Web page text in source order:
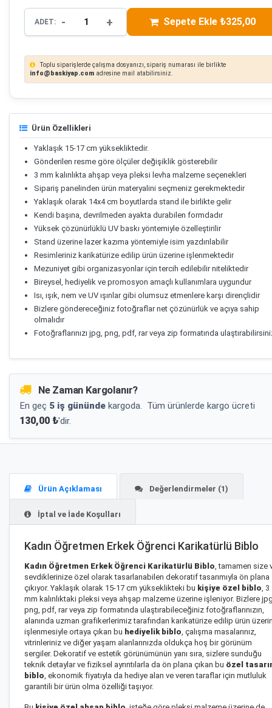
ADET: - + Sepete Ekle ₺325,00
Toplu siparişlerde çalışma dosyanızı, sipariş numarası ile birlikte
info@baskiyap.com adresine mail atabilirsiniz.
Ürün Özellikleri
Yaklaşık 15-17 cm yüksekliktedir.
Gönderilen resme göre ölçüler değişiklik gösterebilir
3 mm kalınlıkta ahşap veya pleksi levha malzeme seçenekleri
Sipariş panelinden ürün materyalini seçmeniz gerekmektedir
Yaklaşık olarak 14x4 cm boyutlarda stand ile birlikte gelir
Kendi başına, devrilmeden ayakta durabilen formdadır
Yüksek çözünürlüklü UV baskı yöntemiyle özelleştirilir
Stand üzerine lazer kazıma yöntemiyle isim yazdırılabilir
Resimleriniz karikatürize edilip ürün üzerine işlenmektedir
Mezuniyet gibi organizasyonlar için tercih edilebilir niteliktedir
Bireysel, hediyelik ve promosyon amaçlı kullanımlara uygundur
Isı, ışık, nem ve UV ışınlar gibi olumsuz etmenlere karşı dirençlidir
Bizlere göndereceğiniz fotoğraflar net çözünürlük ve açıya sahip
olmalıdır
Fotoğraflarınızı jpg, png, pdf, rar veya zip formatında
Ne Zaman Kargolanır?
En geç 5 iş gününde kargoda. Tüm ürünlerde kargo ücreti
130,00 ₺'dir.
Ürün Açıklaması Değerlendirmeler (1)
İptal ve İade Koşulları
Kadın Öğretmen Erkek Öğrenci Karikatürlü Biblo
Kadın Öğretmen Erkek Öğrenci Karikatürlü Biblo , tamamen size
sevdiklerinize özel olarak tasarlanabilen dekoratif tasarımıyla ön plana
çıkıyor. Yaklaşık olarak 15-17 cm yükseklikteki bu kişiye özel biblo , 3
mm kalınlıktaki pleksi veya ahşap malzeme üzerine işleniyor. Bizlere
png, pdf, rar veya zip formatında ulaştırabileceğiniz fotoğraflarınızın,
alanında uzman grafikerlerimiz tarafından karikatürize edilip ürün
işlenmesiyle ortaya çıkan bu hediyelik biblo , çalışma masalarınız,
vitrinleriniz ve diğer yaşam alanlarınızda oldukça hoş bir görünüm
sergiler. Dekoratif ve estetik görünümünün yanı sıra, sizlere sunduğu
teknik detaylar ve fiziksel ayrıntılarla da ön plana çıkan bu özel
biblo , ekonomik fiyatıyla da hediye alan ve veren taraflar için mutluluk
garantili bir ürün olma özelliği taşıyor.